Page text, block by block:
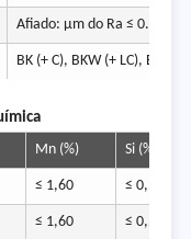
Afiado: µm do Ra ≤ 0.4 -
BK (+ C), BKW (+ LC), BKS
Mn (%) Si (%)
≤ 1,60 ≤ 0,55
≤ 1,60 ≤ 0,55